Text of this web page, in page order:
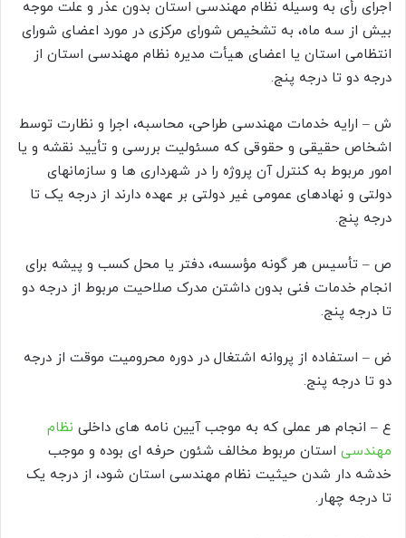
اجرای رأی به وسیله نظام مهندسی استان بدون عذر و علت موجه
بیش از سه ماه، به تشخیص شورای مرکزی در مورد اعضای شورای
انتظامی استان یا اعضای هیأت مدیره نظام مهندسی استان از
درجه دو تا درجه پنج.
ش – ارایه خدمات مهندسی طراحی، محاسبه، اجرا و نظارت توسط
اشخاص حقیقی و حقوقی که مسئولیت بررسی و تأیید نقشه و یا
امور مربوط به کنترل آن پروژه را در شهرداری ها و سازمانهای
دولتی و نهادهای عمومی غیر دولتی بر عهده دارند از درجه یک تا
درجه پنج.
ص – تأسيس هر گونه مؤسسه، دفتر یا محل کسب و پیشه برای
انجام خدمات فنی بدون داشتن مدرک صلاحیت مربوط از درجه دو
تا درجه پنج.
ض – استفاده از پروانه اشتغال در دوره محرومیت موقت از درجه
دو تا درجه پنج.
ع – انجام هر عملی که به موجب آیین نامه های داخلی نظام
مهندسی استان مربوط مخالف شئون حرفه ای بوده و موجب
خدشه دار شدن حیثیت نظام مهندسی استان شود، از درجه یک
تا درجه چهار.